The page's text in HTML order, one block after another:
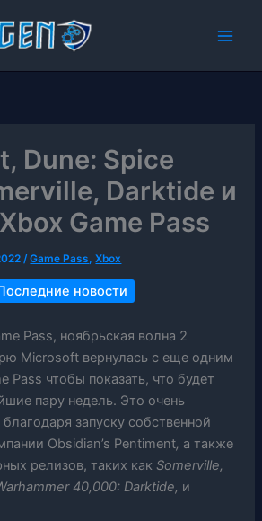
Dune: Spice
Darktide и
Game Pass
/Game Pass,Xbox
новости
Microsoft вернулась с еще одним
Pass чтобы показать, что будет
пару недель. Это очень
запуску собственной
Obsidian’s Pentiment, а также
релизов, таких как Somerville,
40,000: Darktide, и